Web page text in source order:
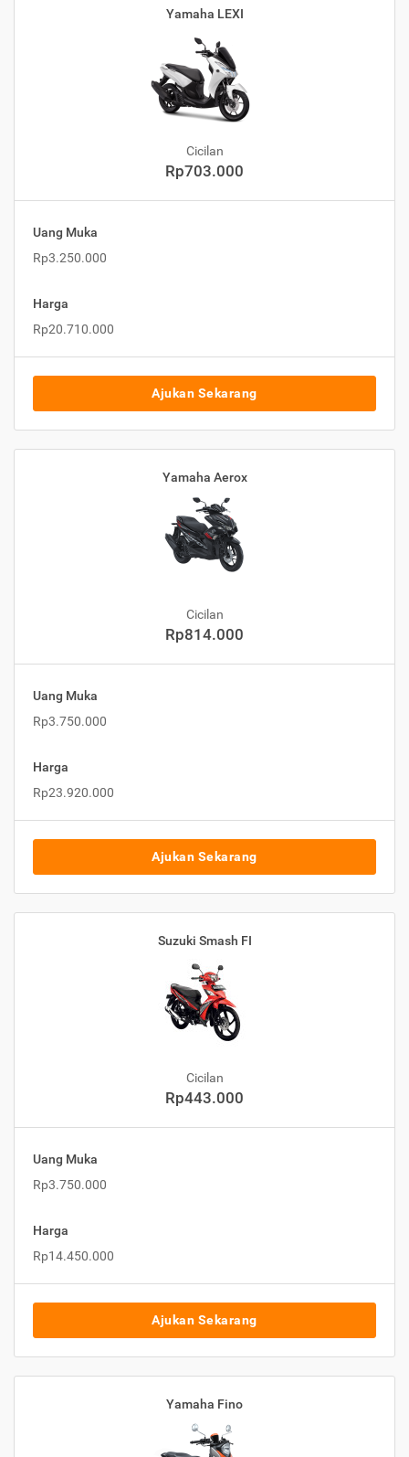
Yamaha LEXI
Cicilan
Rp703.000
Uang Muka
Rp3.250.000
Harga
Rp20.710.000
Ajukan Sekarang
Yamaha Aerox
Cicilan
Rp814.000
Uang Muka
Rp3.750.000
Harga
Rp23.920.000
Ajukan Sekarang
Suzuki Smash FI
Cicilan
Rp443.000
Uang Muka
Rp3.750.000
Harga
Rp14.450.000
Ajukan Sekarang
Yamaha Fino